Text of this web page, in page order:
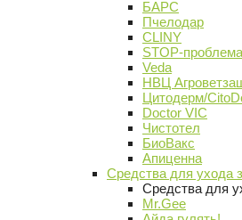
БАРС
Пчелодар
CLINY
STOP-проблема
Veda
НВЦ
Цитодерм/
Doctor VIC
Чистотел
БиоВакс
Апиценна
Средства для ухода
Средства для
Mr.Gee